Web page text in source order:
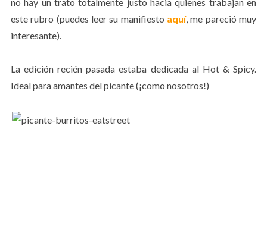
este rubro (puedes leer su manifiesto aquí, me pareció muy
interesante).
La edición recién pasada estaba dedicada al Hot & Spicy.
Ideal para amantes del picante (¡como nosotros!)